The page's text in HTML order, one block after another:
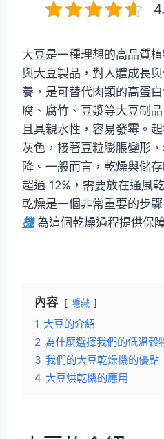
大豆是一種理想的高品質
與大豆製品，對人體成長
養，是可替代肉類的高蛋
腐、腐竹、豆漿等大豆制
且具親水性，容易發霉。
灰色，接著豆粒膨脹變形
降。一般而言，乾燥與儲
超過 12%，需要放在通風
乾燥是一個非常重要的步
機為這個乾燥過程提供保
內容 隱藏
1 大豆的介紹
2 為什麼選擇我們的低溫穀
3 我們的大豆乾燥機的優點
4 大豆烘乾機的應用